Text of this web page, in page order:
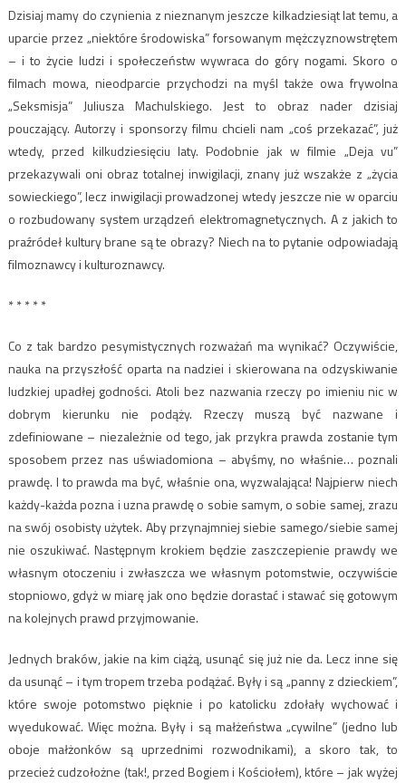
Dzisiaj mamy do czynienia z nieznanym jeszcze kilkadziesiąt lat temu, a
uparcie przez „niektóre środowiska” forsowanym mężczyznowstrętem
– i to życie ludzi i społeczeństw wywraca do góry nogami. Skoro o
filmach mowa, nieodparcie przychodzi na myśl także owa frywolna
„Seksmisja” Juliusza Machulskiego. Jest to obraz nader dzisiaj
pouczający. Autorzy i sponsorzy filmu chcieli nam „coś przekazać”, już
wtedy, przed kilkudziesięciu laty. Podobnie jak w filmie „Deja vu”
przekazywali oni obraz totalnej inwigilacji, znany już wszakże z „życia
sowieckiego”, lecz inwigilacji prowadzonej wtedy jeszcze nie w oparciu
o rozbudowany system urządzeń elektromagnetycznych. A z jakich to
praźródeł kultury brane są te obrazy? Niech na to pytanie odpowiadają
filmoznawcy i kulturoznawcy.
* * * * *
Co z tak bardzo pesymistycznych rozważań ma wynikać? Oczywiście,
nauka na przyszłość oparta na nadziei i skierowana na odzyskiwanie
ludzkiej upadłej godności. Atoli bez nazwania rzeczy po imieniu nic w
dobrym kierunku nie podąży. Rzeczy muszą być nazwane i
zdefiniowane – niezależnie od tego, jak przykra prawda zostanie tym
sposobem przez nas uświadomiona – abyśmy, no właśnie… poznali
prawdę. I to prawda ma być, właśnie ona, wyzwalająca! Najpierw niech
każdy-każda pozna i uzna prawdę o sobie samym, o sobie samej, zrazu
na swój osobisty użytek. Aby przynajmniej siebie samego/siebie samej
nie oszukiwać. Następnym krokiem będzie zaszczepienie prawdy we
własnym otoczeniu i zwłaszcza we własnym potomstwie, oczywiście
stopniowo, gdyż w miarę jak ono będzie dorastać i stawać się gotowym
na kolejnych prawd przyjmowanie.
Jednych braków, jakie na kim ciążą, usunąć się już nie da. Lecz inne się
da usunąć – i tym tropem trzeba podążać. Były i są „panny z dzieckiem”,
które swoje potomstwo pięknie i po katolicku zdołały wychować i
wyedukować. Więc można. Były i są małżeństwa „cywilne” (jedno lub
oboje małżonków są uprzednimi rozwodnikami), a skoro tak, to
przecież cudzołożne (tak!, przed Bogiem i Kościołem), które – jak wyżej